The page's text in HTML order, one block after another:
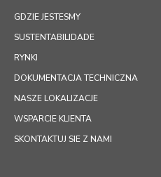
GDZIE JESTESMY
SUSTENTABILIDADE
RYNKI
DOKUMENTACJA TECHNICZNA
NASZE LOKALIZACJE
WSPARCIE KLIENTA
SKONTAKTUJ SIE Z NAMI